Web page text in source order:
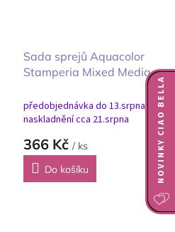
Sada sprejů Aquacolor
Stamperia Mixed Media
předobjednávka do 13.srpna
naskladnění cca 21.srpna
366 Kč / ks
Do košíku
NOVINKY CIAO BELLA